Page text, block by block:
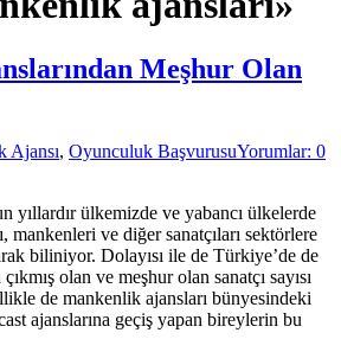
Meşhur Olan
Ajansı, Oyunculuk BaşvurusuYorumlar: 0
yıllardır ülkemizde ve yabancı ülkelerde
mankenleri ve diğer sanatçıları sektörlere
biliniyor. Dolayısı ile de Türkiye’de de
olan ve meşhur olan sanatçı sayısı
de mankenlik ajansları bünyesindeki
ajanslarına geçiş yapan bireylerin bu